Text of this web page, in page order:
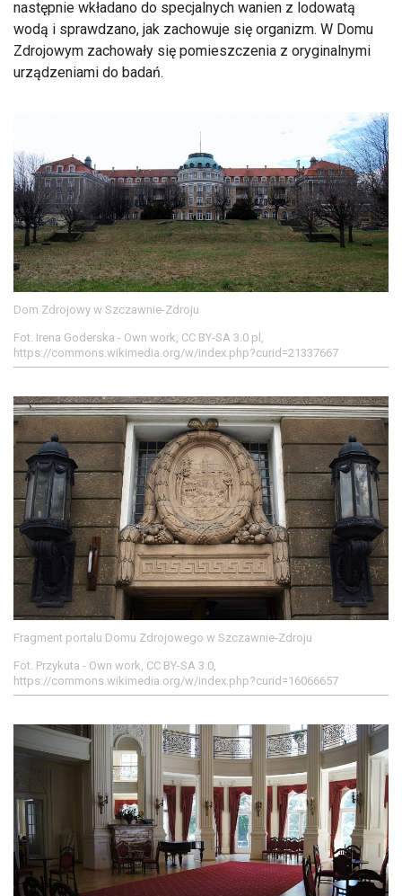
następnie wkładano do specjalnych wanien z lodowatą
wodą i sprawdzano, jak zachowuje się organizm. W Domu
Zdrojowym zachowały się pomieszczenia z oryginalnymi
urządzeniami do badań.
Dom Zdrojowy w Szczawnie-Zdroju
Fot. Irena Goderska - Own work, CC BY-SA 3.0 pl,
https://commons.wikimedia.org/w/index.php?curid=21337667
Fragment portalu Domu Zdrojowego w Szczawnie-Zdroju
Fot. Przykuta - Own work, CC BY-SA 3.0,
https://commons.wikimedia.org/w/index.php?curid=16066657